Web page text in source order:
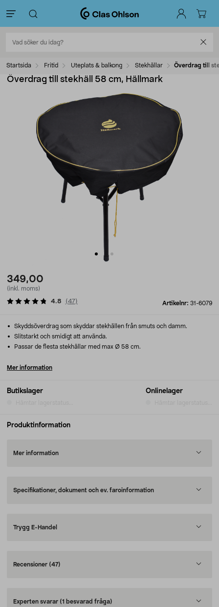
Startsida Fritid Uteplats & balkong Stekhällar Överdrag till
Överdrag till stekhäll 58 cm, Hällmark
349,00
(inkl. moms)
Artikelnr: 31-6079
4.8 (47)
Butikslager Onlinelager
Skyddsöverdrag som skyddar stekhällen från smuts och damm.
Slitstarkt och smidigt att använda.
Passar de flesta stekhällar med max Ø 58 cm.
Mer information
Produktinformation
Mer information
Specifikationer, dokument och ev. faroinformation
Trygg E-Handel
Recensioner (47)
Experten svarar (1 besvarad fråga)